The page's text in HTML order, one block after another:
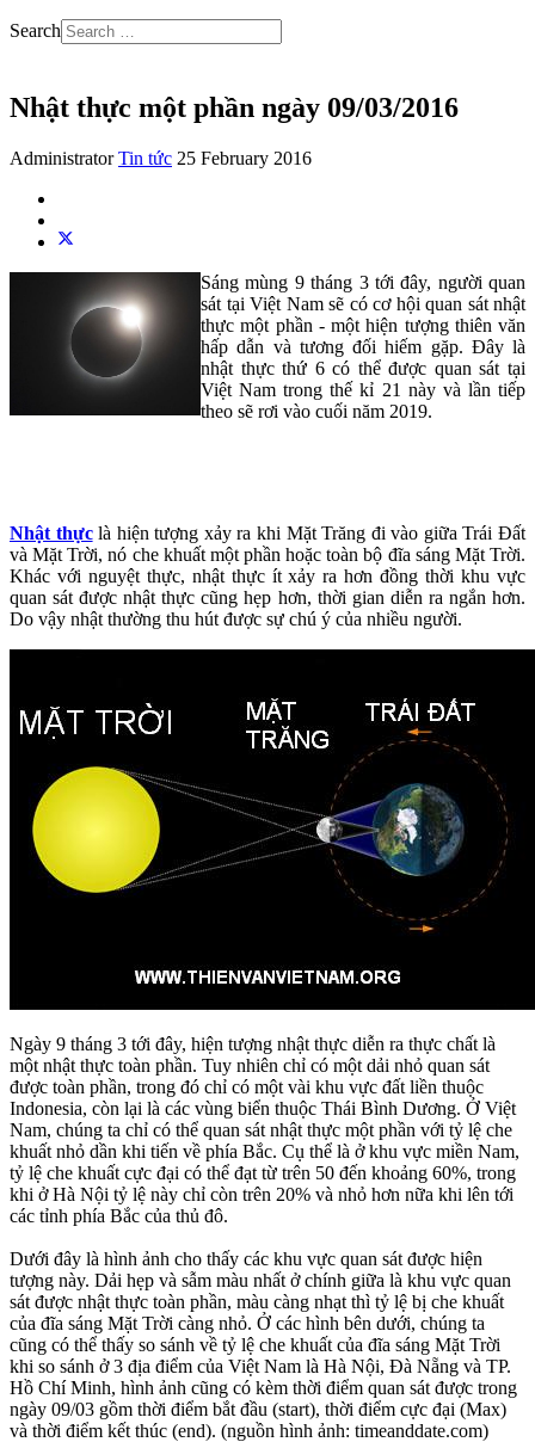
Search
Nhật thực một phần ngày 09/03/2016
Administrator Tin tức 25 February 2016
Sáng mùng 9 tháng 3 tới đây, người quan
sát tại Việt Nam sẽ có cơ hội quan sát nhật
thực một phần - một hiện tượng thiên văn
hấp dẫn và tương đối hiếm gặp. Đây là
nhật thực thứ 6 có thể được quan sát tại
Việt Nam trong thế kỉ 21 này và lần tiếp
theo sẽ rơi vào cuối năm 2019.
Nhật thựclà hiện tượng xảy ra khi Mặt Trăng đi vào giữa Trái Đất
và Mặt Trời, nó che khuất một phần hoặc toàn bộ đĩa sáng Mặt Trời.
Khác với nguyệt thực, nhật thực ít xảy ra hơn đồng thời khu vực
quan sát được nhật thực cũng hẹp hơn, thời gian diễn ra ngắn hơn.
Do vậy nhật thường thu hút được sự chú ý của nhiều người.
Ngày 9 tháng 3 tới đây, hiện tượng nhật thực diễn ra thực chất là
một nhật thực toàn phần. Tuy nhiên chỉ có một dải nhỏ quan sát
được toàn phần, trong đó chỉ có một vài khu vực đất liền thuộc
Indonesia, còn lại là các vùng biển thuộc Thái Bình Dương. Ở Việt
Nam, chúng ta chỉ có thể quan sát nhật thực một phần với tỷ lệ che
khuất nhỏ dần khi tiến về phía Bắc. Cụ thể là ở khu vực miền Nam,
tỷ lệ che khuất cực đại có thể đạt từ trên 50 đến khoảng 60%, trong
khi ở Hà Nội tỷ lệ này chỉ còn trên 20% và nhỏ hơn nữa khi lên tới
các tỉnh phía Bắc của thủ đô.
Dưới đây là hình ảnh cho thấy các khu vực quan sát được hiện
tượng này. Dải hẹp và sẫm màu nhất ở chính giữa là khu vực quan
sát được nhật thực toàn phần, màu càng nhạt thì tỷ lệ bị che khuất
của đĩa sáng Mặt Trời càng nhỏ. Ở các hình bên dưới, chúng ta
cũng có thể thấy so sánh về tỷ lệ che khuất của đĩa sáng Mặt Trời
khi so sánh ở 3 địa điểm của Việt Nam là Hà Nội, Đà Nẵng và TP.
Hồ Chí Minh, hình ảnh cũng có kèm thời điểm quan sát được trong
ngày 09/03 gồm thời điểm bắt đầu (start), thời điểm cực đại (Max)
và thời điểm kết thúc (end). (nguồn hình ảnh: timeanddate.com)